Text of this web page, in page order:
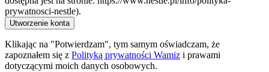
prywatnosci-nestle).
Utworzenie konta
Klikając na "Potwierdzam", tym samym oświadczam, że
zapoznałem się z Polityką prywatności Wamiz i prawami
dotyczącymi moich danych osobowych.